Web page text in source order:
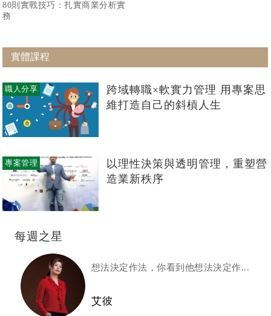
80則實戰技巧：扎實商業分析實
務
實體課程
職人分享
跨域轉職×軟實力管理 用專案思
維打造自己的斜槓人生
專案管理
以理性決策與透明管理，重塑營
造業新秩序
每週之星
想法決定作法，你看到他想法決定作...
艾彼